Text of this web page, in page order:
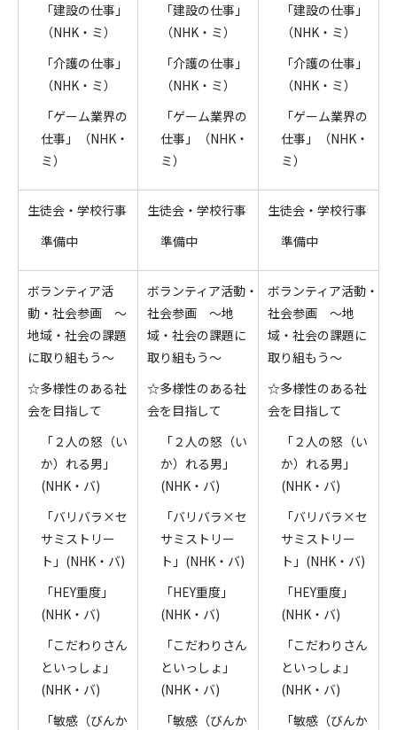
「建設の仕事」
（NHK・ミ）
「介護の仕事」
（NHK・ミ）
「ゲーム業界の
仕事」（NHK・
ミ）
「建設の仕事」
（NHK・ミ）
「介護の仕事」
（NHK・ミ）
「ゲーム業界の
仕事」（NHK・
ミ）
「建設の仕事」
（NHK・ミ）
「介護の仕事」
（NHK・ミ）
「ゲーム業界の
仕事」（NHK・
ミ）
生徒会・学校行事
準備中
生徒会・学校行事
準備中
生徒会・学校行事
準備中
ボランティア活
動・社会参画 ～
地域・社会の課題
に取り組もう～
☆多様性のある社
会を目指して
「２人の怒（い
か）れる男」
(NHK・バ)
「バリバラ×セ
サミストリー
ト」(NHK・バ)
「HEY重度」
(NHK・バ)
「こだわりさん
といっしょ」
(NHK・バ)
「敏感（びんか
ボランティア活動・
社会参画 ～地
域・社会の課題に
取り組もう～
☆多様性のある社
会を目指して
「２人の怒（い
か）れる男」
(NHK・バ)
「バリバラ×セ
サミストリー
ト」(NHK・バ)
「HEY重度」
(NHK・バ)
「こだわりさん
といっしょ」
(NHK・バ)
「敏感（びんか
ボランティア活動・
社会参画 ～地
域・社会の課題に
取り組もう～
☆多様性のある社
会を目指して
「２人の怒（い
か）れる男」
(NHK・バ)
「バリバラ×セ
サミストリー
ト」(NHK・バ)
「HEY重度」
(NHK・バ)
「こだわりさん
といっしょ」
(NHK・バ)
「敏感（びんか